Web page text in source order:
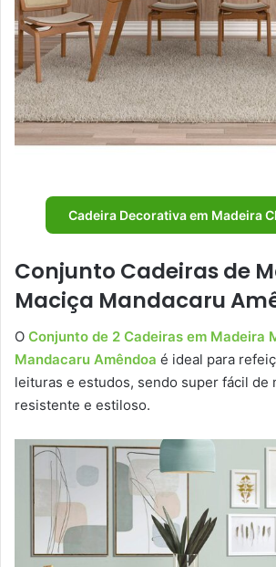
Cadeira Decorativa em Madeira
Conjunto Cadeiras de
Maciça Mandacaru
O Conjunto de 2 Cadeiras em Madeira
Mandacaru Amêndoa é ideal para
leituras e estudos, sendo super fácil de
resistente e estiloso.